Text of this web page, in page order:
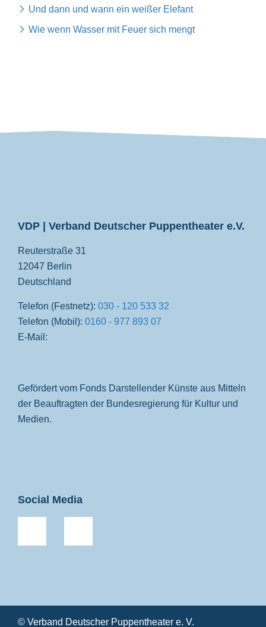
Und dann und wann ein weißer Elefant
Wie wenn Wasser mit Feuer sich mengt
VDP | Verband Deutscher Puppentheater e.V.
Reuterstraße 31
12047 Berlin
Deutschland
Telefon (Festnetz): 030 - 120 533 32
Telefon (Mobil): 0160 - 977 893 07
E-Mail:
Gefördert vom Fonds Darstellender Künste aus Mitteln
der Beauftragten der Bundesregierung für Kultur und
Medien.
Social Media
© Verband Deutscher Puppentheater e. V.